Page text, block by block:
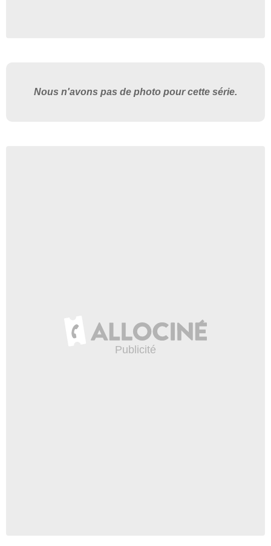
Nous n'avons pas de photo pour cette série.